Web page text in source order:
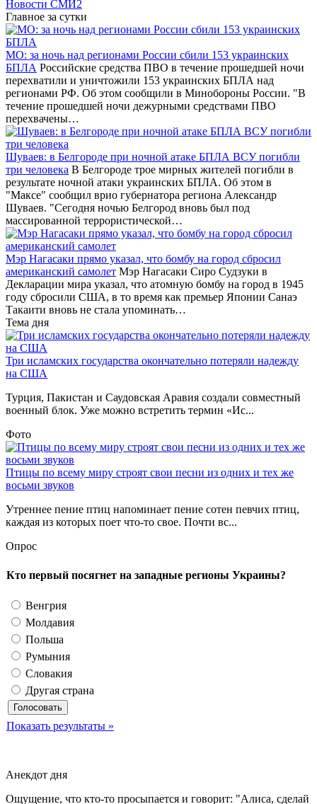
Новости СМИ2
Главное за сутки
МО: за ночь над регионами России сбили 153 украинских
БПЛА Российские средства ПВО в течение прошедшей ночи
перехватили и уничтожили 153 украинских БПЛА над
регионами РФ. Об этом сообщили в Минобороны России. "В
течение прошедшей ночи дежурными средствами ПВО
перехвачены…
Шуваев: в Белгороде при ночной атаке БПЛА ВСУ погибли
три человека В Белгороде трое мирных жителей погибли в
результате ночной атаки украинских БПЛА. Об этом в
"Максе" сообщил врио губернатора региона Александр
Шуваев. "Сегодня ночью Белгород вновь был под
массированной террористической…
Мэр Нагасаки прямо указал, что бомбу на город сбросил
американский самолет Мэр Нагасаки Сиро Судзуки в
Декларации мира указал, что атомную бомбу на город в 1945
году сбросили США, в то время как премьер Японии Санаэ
Такаити вновь не стала упоминать…
Тема дня
Три исламских государства окончательно потеряли надежду
на США
Турция, Пакистан и Саудовская Аравия создали совместный
военный блок. Уже можно встретить термин «Ис...
Фото
Птицы по всему миру строят свои песни из одних и тех же
восьми звуков
Утреннее пение птиц напоминает пение сотен певчих птиц,
каждая из которых поет что-то свое. Почти вс...
Опрос
Кто первый посягнет на западные регионы Украины?
Венгрия
Молдавия
Польша
Румыния
Словакия
Другая страна
Показать результаты »
Анекдот дня
Ощущение, что кто-то просыпается и говорит: "Алиса, сделай